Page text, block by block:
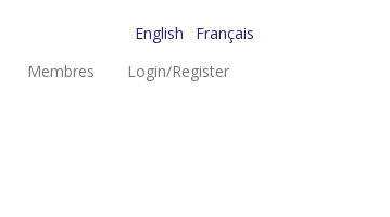
English
Français
Membres Login/Register